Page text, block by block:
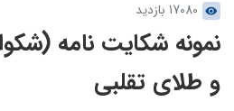
17080 بازدید
نمونه شکایت نامه
و طلای تقلبی